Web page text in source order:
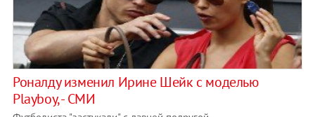
Роналду изменил Ирине Шейк с моделью
Playboy, - СМИ